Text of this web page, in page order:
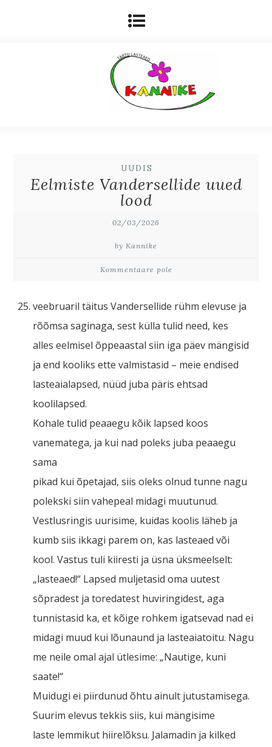
UUDIS
Eelmiste Vandersellide uued
lood
02/03/2026
by Kannike
Kommentaare pole
veebruaril täitus Vandersellide rühm elevuse ja
rõõmsa saginaga, sest külla tulid need, kes
alles eelmisel õppeaastal siin iga päev mängisid
ja end kooliks ette valmistasid – meie endised
lasteaialapsed, nüüd juba päris ehtsad
koolilapsed.
Kohale tulid peaaegu kõik lapsed koos
vanematega, ja kui nad poleks juba peaaegu
sama
pikad kui õpetajad, siis oleks olnud tunne nagu
polekski siin vahepeal midagi muutunud.
Vestlusringis uurisime, kuidas koolis läheb ja
kumb siis ikkagi parem on, kas lasteaed või
kool. Vastus tuli kiiresti ja üsna üksmeelselt:
„lasteaed!“ Lapsed muljetasid oma uutest
sõpradest ja toredatest huviringidest, aga
tunnistasid ka, et kõige rohkem igatsevad nad ei
midagi muud kui lõunaund ja lasteaiatoitu. Nagu
me neile omal ajal ütlesime: „Nautige, kuni
saate!“
Muidugi ei piirdunud õhtu ainult jutustamisega.
Suurim elevus tekkis siis, kui mängisime
laste lemmikut hiirelõksu. Jalamadin ja kilked